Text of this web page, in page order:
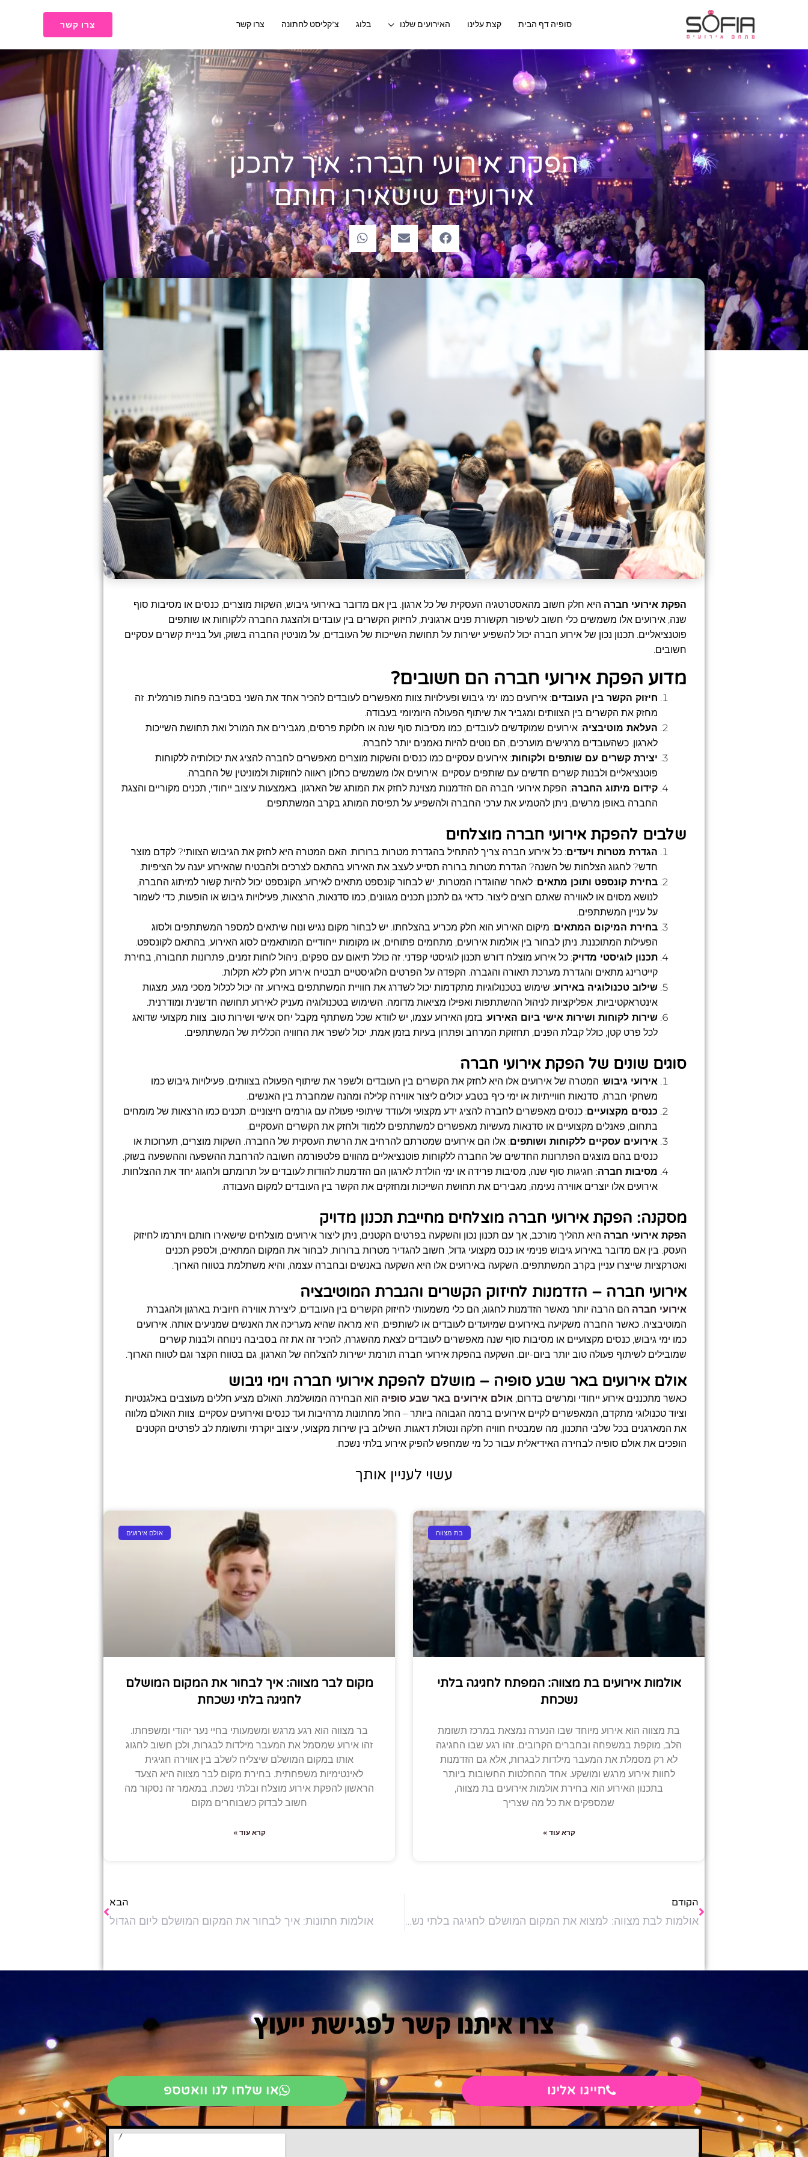
סופיה דף הבית קצת עלינו האירועים שלנו בלוג צ’קליסט לחתונה צרו קשר צרו קשר
הפקת אירועי חברה: איך לתכנן
אירועים שישאירו חותם
הפקת אירועי חברה היא חלק חשוב מהאסטרטגיה העסקית של כל ארגון. בין אם מדובר באירועי גיבוש, השקות מוצרים, כנסים או מסיבות סוף
שנה, אירועים אלו משמשים כלי חשוב לשיפור תקשורת פנים ארגונית, לחיזוק הקשרים בין עובדים ולהצגת החברה ללקוחות או שותפים
פוטנציאליים. תכנון נכון של אירוע חברה יכול להשפיע ישירות על תחושת השייכות של העובדים, על מוניטין החברה בשוק, ועל בניית קשרים עסקיים
חשובים.
מדוע הפקת אירועי חברה הם חשובים?
חיזוק הקשר בין העובדים: אירועים כמו ימי גיבוש ופעילויות צוות מאפשרים לעובדים להכיר אחד את השני בסביבה פחות פורמלית. זה
מחזק את הקשרים בין הצוותים ומגביר את שיתוף הפעולה היומיומי בעבודה.
העלאת מוטיבציה: אירועים שמוקדשים לעובדים, כמו מסיבות סוף שנה או חלוקת פרסים, מגבירים את המורל ואת תחושת השייכות
לארגון. כשהעובדים מרגישים מוערכים, הם נוטים להיות נאמנים יותר לחברה.
יצירת קשרים עם שותפים ולקוחות: אירועים עסקיים כמו כנסים והשקות מוצרים מאפשרים לחברה להציג את יכולותיה ללקוחות
פוטנציאליים ולבנות קשרים חדשים עם שותפים עסקיים. אירועים אלו משמשים כחלון ראווה לחוזקות ולמוניטין של החברה.
קידום מיתוג החברה: הפקת אירועי חברה הם הזדמנות מצוינת לחזק את המותג של הארגון. באמצעות עיצוב ייחודי, תכנים מקוריים והצגת
החברה באופן מרשים, ניתן להטמיע את ערכי החברה ולהשפיע על תפיסת המותג בקרב המשתתפים.
שלבים להפקת אירועי חברה מוצלחים
הגדרת מטרות ויעדים: כל אירוע חברה צריך להתחיל בהגדרת מטרות ברורות. האם המטרה היא לחזק את הגיבוש הצוותי? לקדם מוצר
חדש? לחגוג הצלחות של השנה? הגדרת מטרות ברורה תסייע לעצב את האירוע בהתאם לצרכים ולהבטיח שהאירוע יענה על הציפיות.
בחירת קונספט ותוכן מתאים: לאחר שהוגדרו המטרות, יש לבחור קונספט מתאים לאירוע. הקונספט יכול להיות קשור למיתוג החברה,
לנושא מסוים או לאווירה שאתם רוצים ליצור. כדאי גם לתכנן תכנים מגוונים, כמו סדנאות, הרצאות, פעילויות גיבוש או הופעות, כדי לשמור
על עניין המשתתפים.
בחירת המיקום המתאים: מיקום האירוע הוא חלק מכריע בהצלחתו. יש לבחור מקום נגיש ונוח שיתאים למספר המשתתפים ולסוג
הפעילות המתוכננת. ניתן לבחור בין אולמות אירועים, מתחמים פתוחים, או מקומות ייחודיים המותאמים לסוג האירוע, בהתאם לקונספט.
תכנון לוגיסטי מדויק: כל אירוע מוצלח דורש תכנון לוגיסטי קפדני. זה כולל תיאום עם ספקים, ניהול לוחות זמנים, פתרונות תחבורה, בחירת
קייטרינג מתאים והגדרת מערכת תאורה והגברה. הקפדה על הפרטים הלוגיסטיים תבטיח אירוע חלק ללא תקלות.
שילוב טכנולוגיה באירוע: שימוש בטכנולוגיות מתקדמות יכול לשדרג את חוויית המשתתפים באירוע. זה יכול לכלול מסכי מגע, מצגות
אינטראקטיביות, אפליקציות לניהול ההשתתפות ואפילו מציאות מדומה. השימוש בטכנולוגיה מעניק לאירוע תחושה חדשנית ומודרנית.
שירות לקוחות ושירות אישי ביום האירוע: בזמן האירוע עצמו, יש לוודא שכל משתתף מקבל יחס אישי ושירות טוב. צוות מקצועי שדואג
לכל פרט קטן, כולל קבלת הפנים, תחזוקת המרחב ופתרון בעיות בזמן אמת, יכול לשפר את החוויה הכללית של המשתתפים.
סוגים שונים של הפקת אירועי חברה
אירועי גיבוש: המטרה של אירועים אלו היא לחזק את הקשרים בין העובדים ולשפר את שיתוף הפעולה בצוותים. פעילויות גיבוש כמו
משחקי חברה, סדנאות חווייתיות או ימי כיף בטבע יכולים ליצור אווירה קלילה ומהנה שמחברת בין האנשים.
כנסים מקצועיים: כנסים מאפשרים לחברה להציג ידע מקצועי ולעודד שיתופי פעולה עם גורמים חיצוניים. תכנים כמו הרצאות של מומחים
בתחום, פאנלים מקצועיים או סדנאות מעשיות מאפשרים למשתתפים ללמוד ולחזק את הקשרים העסקיים.
אירועים עסקיים ללקוחות ושותפים: אלו הם אירועים שמטרתם להרחיב את הרשת העסקית של החברה. השקות מוצרים, תערוכות או
כנסים בהם מוצגים הפתרונות החדשים של החברה ללקוחות פוטנציאליים מהווים פלטפורמה חשובה להרחבת ההשפעה וההשפעה בשוק.
מסיבות חברה: חגיגות סוף שנה, מסיבות פרידה או ימי הולדת לארגון הם הזדמנות להודות לעובדים על תרומתם ולחגוג יחד את ההצלחות.
אירועים אלו יוצרים אווירה נעימה, מגבירים את תחושת השייכות ומחזקים את הקשר בין העובדים למקום העבודה.
מסקנה: הפקת אירועי חברה מוצלחים מחייבת תכנון מדויק
הפקת אירועי חברה היא תהליך מורכב, אך עם תכנון נכון והשקעה בפרטים הקטנים, ניתן ליצור אירועים מוצלחים שישאירו חותם ויתרמו לחיזוק
העסק. בין אם מדובר באירוע גיבוש פנימי או כנס מקצועי גדול, חשוב להגדיר מטרות ברורות, לבחור את המקום המתאים, ולספק תכנים
ואטרקציות שייצרו עניין בקרב המשתתפים. השקעה באירועים אלו היא השקעה באנשים ובחברה עצמה, והיא משתלמת בטווח הארוך.
אירועי חברה – הזדמנות לחיזוק הקשרים והגברת המוטיבציה
אירועי חברה הם הרבה יותר מאשר הזדמנות לחגוג; הם כלי משמעותי לחיזוק הקשרים בין העובדים, ליצירת אווירה חיובית בארגון ולהגברת
המוטיבציה. כאשר החברה משקיעה באירועים שמיועדים לעובדים או לשותפים, היא מראה שהיא מעריכה את האנשים שמניעים אותה. אירועים
כמו ימי גיבוש, כנסים מקצועיים או מסיבות סוף שנה מאפשרים לעובדים לצאת מהשגרה, להכיר זה את זה בסביבה נינוחה ולבנות קשרים
שמובילים לשיתוף פעולה טוב יותר ביום-יום. השקעה בהפקת אירועי חברה תורמת ישירות להצלחה של הארגון, גם בטווח הקצר וגם לטווח הארוך.
אולם אירועים באר שבע סופיה – מושלם להפקת אירועי חברה וימי גיבוש
כאשר מתכננים אירוע ייחודי ומרשים בדרום, אולם אירועים באר שבע סופיה הוא הבחירה המושלמת. האולם מציע חללים מעוצבים באלגנטיות
וציוד טכנולוגי מתקדם, המאפשרים לקיים אירועים ברמה הגבוהה ביותר – החל מחתונות מרהיבות ועד כנסים ואירועים עסקיים. צוות האולם מלווה
את המארגנים בכל שלבי התכנון, מה שמבטיח חוויה חלקה ונטולת דאגות. השילוב בין שירות מקצועי, עיצוב יוקרתי ותשומת לב לפרטים הקטנים
הופכים את אולם סופיה לבחירה האידיאלית עבור כל מי שמחפש להפיק אירוע בלתי נשכח.
עשוי לעניין אותך
בת מצווה
אולמות אירועים בת מצווה: המפתח לחגיגה בלתי
נשכחת
בת מצווה הוא אירוע מיוחד שבו הנערה נמצאת במרכז תשומת
הלב, מוקפת במשפחה ובחברים הקרובים. זהו רגע שבו החגיגה
לא רק מסמלת את המעבר מילדות לבגרות, אלא גם הזדמנות
לחוות אירוע מרגש ומושקע. אחד ההחלטות החשובות ביותר
בתכנון האירוע הוא בחירת אולמות אירועים בת מצווה,
שמספקים את כל מה שצריך
קרא עוד »
אולם אירועים
מקום לבר מצווה: איך לבחור את המקום המושלם
לחגיגה בלתי נשכחת
בר מצווה הוא רגע מרגש ומשמעותי בחיי נער יהודי ומשפחתו.
זהו אירוע שמסמל את המעבר מילדות לבגרות, ולכן חשוב לחגוג
אותו במקום המושלם שיצליח לשלב בין אווירה חגיגית
לאינטימיות משפחתית. בחירת מקום לבר מצווה היא הצעד
הראשון להפקת אירוע מוצלח ובלתי נשכח. במאמר זה נסקור מה
חשוב לבדוק כשבוחרים מקום
קרא עוד »
הקודם
אולמות לבת מצווה: למצוא את המקום המושלם לחגיגה בלתי נשכחת
הבא
אולמות חתונות: איך לבחור את המקום המושלם ליום הגדול
צרו איתנו קשר לפגישת ייעוץ
חייגו אלינו או שלחו לנו וואטספ